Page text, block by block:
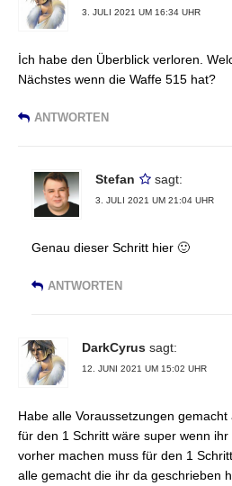
3. JULI 2021 UM 16:34 UHR
İch habe den Überblick verloren.
Nächstes wenn die Waffe 515 hat?
ANTWORTEN
Stefan sagt:
3. JULI 2021 UM 21:04 UHR
Genau dieser Schritt hier 🙂
ANTWORTEN
DarkCyrus sagt:
12. JUNI 2021 UM 15:02 UHR
Habe alle Voraussetzungen
für den 1 Schritt wäre super wenn
vorher machen muss für den 1
alle gemacht die ihr da geschrieben